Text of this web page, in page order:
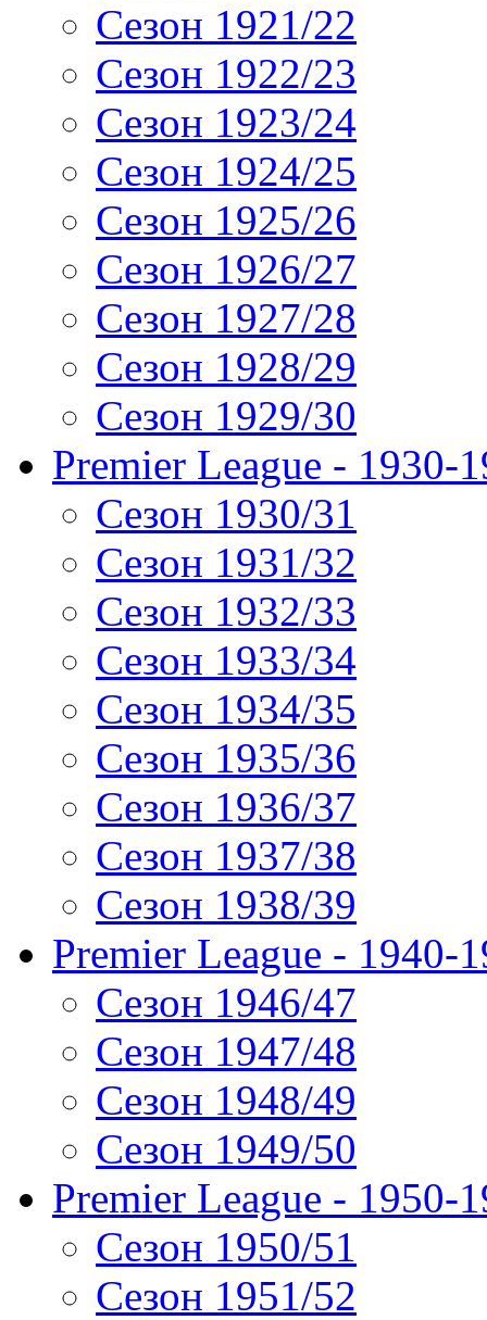
Сезон 1921/22
Сезон 1922/23
Сезон 1923/24
Сезон 1924/25
Сезон 1925/26
Сезон 1926/27
Сезон 1927/28
Сезон 1928/29
Сезон 1929/30
Premier League - 1930-
Сезон 1930/31
Сезон 1931/32
Сезон 1932/33
Сезон 1933/34
Сезон 1934/35
Сезон 1935/36
Сезон 1936/37
Сезон 1937/38
Сезон 1938/39
Premier League - 1940-
Сезон 1946/47
Сезон 1947/48
Сезон 1948/49
Сезон 1949/50
Premier League - 1950-
Сезон 1950/51
Сезон 1951/52